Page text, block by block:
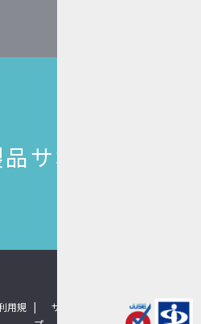
サポートはこ
用規
サイトマッ